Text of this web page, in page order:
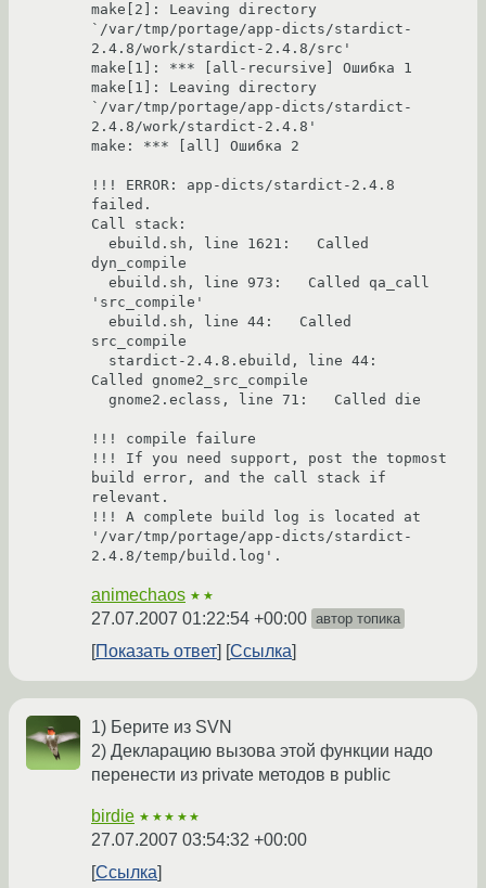
make[2]: Leaving directory
`/var/tmp/portage/app-dicts/stardict-
2.4.8/work/stardict-2.4.8/src'
make[1]: *** [all-recursive] Ошибка 1
make[1]: Leaving directory
`/var/tmp/portage/app-dicts/stardict-
2.4.8/work/stardict-2.4.8'
make: *** [all] Ошибка 2
!!! ERROR: app-dicts/stardict-2.4.8
failed.
Call stack:
dyn_compile
'src_compile'
src_compile
Called gnome2_src_compile
!!! compile failure
!!! If you need support, post the topmost
build error, and the call stack if
relevant.
!!! A complete build log is located at
'/var/tmp/portage/app-dicts/stardict-
animechaos ★★
27.07.2007 01:22:54 +00:00 автор топика
Показать ответ Ссылка
1) Берите из SVN
2) Декларацию вызова этой функции надо
перенести из private методов в public
birdie ★★★★★
27.07.2007 03:54:32 +00:00
Ссылка